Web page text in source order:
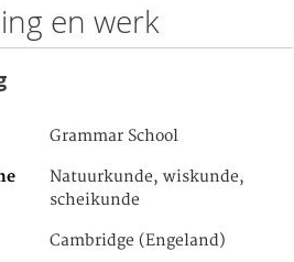
en werk
Grammar School
Natuurkunde, wiskunde,
scheikunde
Cambridge (Engeland)